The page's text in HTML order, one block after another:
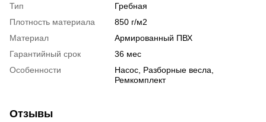
Тип
Гребная
Плотность материала
850 г/м2
Материал
Армированный ПВХ
Гарантийный срок
36 мес
Особенности
Насос, Разборные весла,
Ремкомплект
Отзывы